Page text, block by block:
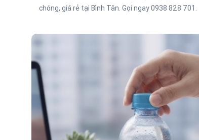
chóng, giá rẻ tại Bình Tân. Gọi ngay 0938 828 701.